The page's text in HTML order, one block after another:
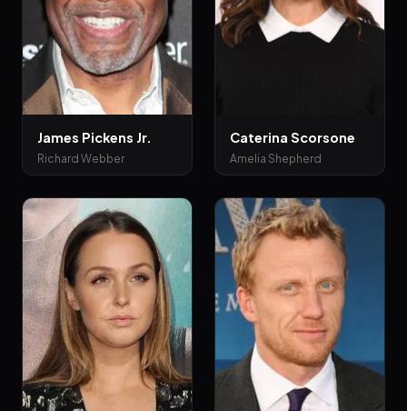
James Pickens Jr.
Richard Webber
Caterina Scorsone
Amelia Shepherd